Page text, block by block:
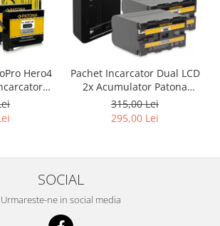
Hero4
401
Pachet Incarcator Dual LCD
2x Acumulator Patona
pentru Sony NP-F970
315,00 Lei
295,00 Lei
SOCIAL
Urmareste-ne in social media